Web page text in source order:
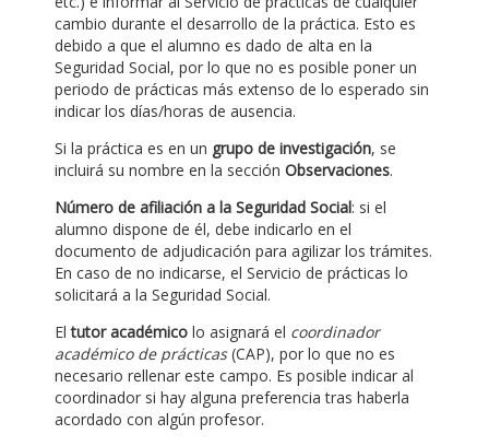
cambio durante el desarrollo de la práctica. Esto es
debido a que el alumno es dado de alta en la
Seguridad Social, por lo que no es posible poner un
periodo de prácticas más extenso de lo esperado sin
indicar los días/horas de ausencia.
Si la práctica es en un grupo de investigación, se
incluirá su nombre en la sección Observaciones.
Número de afiliación a la Seguridad Social: si el
alumno dispone de él, debe indicarlo en el
documento de adjudicación para agilizar los trámites.
En caso de no indicarse, el Servicio de prácticas lo
solicitará a la Seguridad Social.
Eltutor académico lo asignará el coordinador
académico de prácticas(CAP), por lo que no es
necesario rellenar este campo. Es posible indicar al
coordinador si hay alguna preferencia tras haberla
acordado con algún profesor.